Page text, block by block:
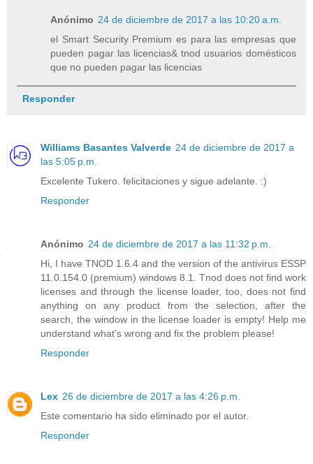
Anónimo 24 de diciembre de 2017 a las 10:20 a.m.
el Smart Security Premium es para las empresas que
pueden pagar las licencias& tnod usuarios domésticos
que no pueden pagar las licencias
Responder
Williams Basantes Valverde 24 de diciembre de 2017 a
las 5:05 p.m.
Excelente Tukero. felicitaciones y sigue adelante. :)
Responder
Anónimo 24 de diciembre de 2017 a las 11:32 p.m.
Hi, I have TNOD 1.6.4 and the version of the antivirus ESSP
11.0.154.0 (premium) windows 8.1. Tnod does not find work
licenses and through the license loader, too, does not find
anything on any product from the selection, after the
search, the window in the license loader is empty! Help me
understand what's wrong and fix the problem please!
Responder
Lex 26 de diciembre de 2017 a las 4:26 p.m.
Este comentario ha sido eliminado por el autor.
Responder